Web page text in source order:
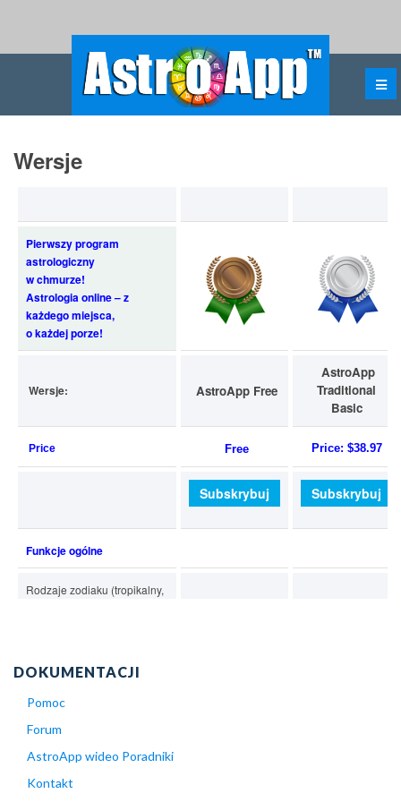
DOKUMENTACJI
Pomoc
Forum
AstroApp wideo Poradniki
Kontakt